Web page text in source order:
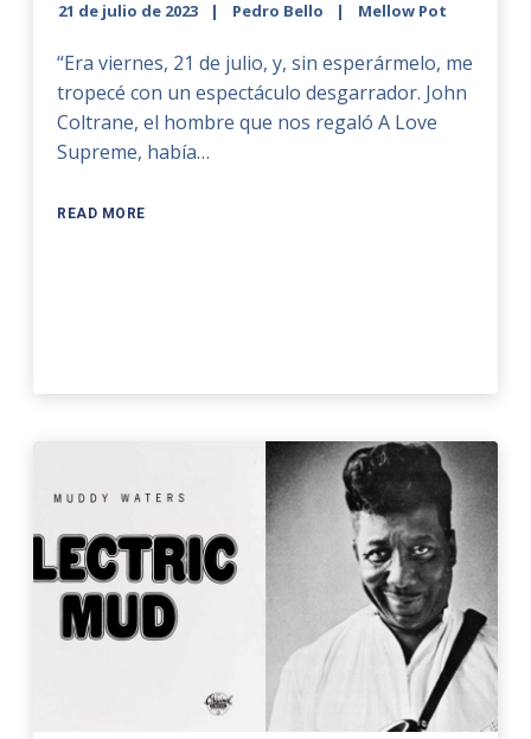
21 de julio de 2023 Pedro Bello Mellow Pot
“Era viernes, 21 de julio, y, sin esperármelo, me
tropecé con un espectáculo desgarrador. John
Coltrane, el hombre que nos regaló A Love
Supreme, había…
READ MORE